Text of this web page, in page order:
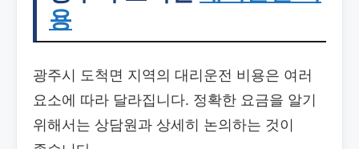
용
광주시 도척면 지역의 대리운전 비용은 여러
요소에 따라 달라집니다. 정확한 요금을 알기
위해서는 상담원과 상세히 논의하는 것이